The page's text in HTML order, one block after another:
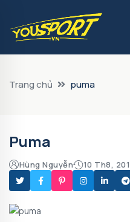
Trang chủ puma
Puma
Hùng Nguyễn 10 Th8,